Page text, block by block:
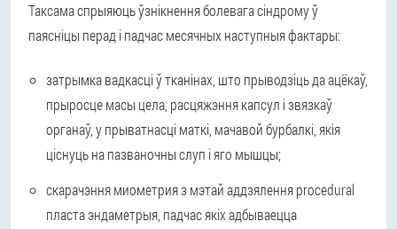
Таксама спрыяюць ўзнікнення болевага сіндрому ў
паясніцы перад і падчас месячных наступныя фактары:
затрымка вадкасці ў тканінах, што прыводзіць да ацёкаў,
прыросце масы цела, расцяжэння капсул і звязкаў
органаў, у прыватнасці маткі, мачавой бурбалкі, якія
ціснуць на пазваночны слуп і яго мышцы;
скарачэння миометрия з мэтай аддзялення procedural
пласта эндаметрыя, падчас якіх адбываецца